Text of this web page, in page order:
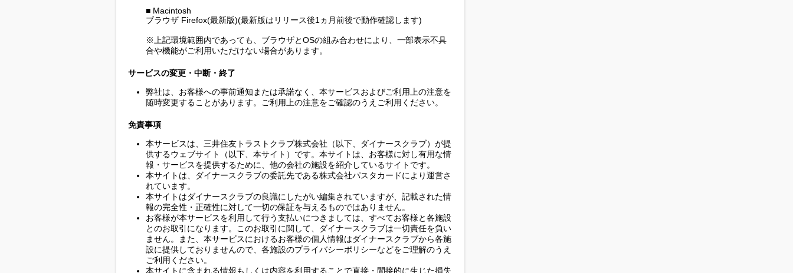
■ Macintosh
ブラウザ Firefox(最新版)(最新版はリリース後1ヵ月前後で動作確認します)
※上記環境範囲内であっても、ブラウザとOSの組み合わせにより、一部表示不具
合や機能がご利用いただけない場合があります。
サービスの変更・中断・終了
弊社は、お客様への事前通知または承諾なく、本サービスおよびご利用上の注意を
随時変更することがあります。ご利用上の注意をご確認のうえご利用ください。
免責事項
本サービスは、三井住友トラストクラブ株式会社（以下、ダイナースクラブ）が提
供するウェブサイト（以下、本サイト）です。本サイトは、お客様に対し有用な情
報・サービスを提供するために、他の会社の施設を紹介しているサイトです。
本サイトは、ダイナースクラブの委託先である株式会社パスタカードにより運営さ
れています。
本サイトはダイナースクラブの良識にしたがい編集されていますが、記載された情
報の完全性・正確性に対して一切の保証を与えるものではありません。
お客様が本サービスを利用して行う支払いにつきましては、すべてお客様と各施設
とのお取引になります。このお取引に関して、ダイナースクラブは一切責任を負い
ません。また、本サービスにおけるお客様の個人情報はダイナースクラブから各施
設に提供しておりませんので、各施設のプライバシーポリシーなどをご理解のうえ
ご利用ください。
本サイトに含まれる情報もしくは内容を利用することで直接・間接的に生じた損失